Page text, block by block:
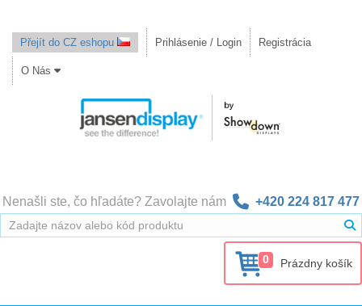
Přejít do CZ eshopu Prihlásenie / Login Registrácia
O Nás
Nenašli ste, čo hľadáte? Zavolajte nám +420 224 817 477
0 Prázdny košík